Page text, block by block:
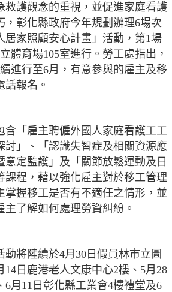
救護觀念的重視，並促進家庭看護
，彰化縣政府今年規劃辦理6場次
居家照顧安心計畫」活動，第1場
體育場105室進行。勞工處指出，
進行至6月，有意參與的雇主及移
話報名。
含「雇主聘僱外國人家庭看護工工
討」、「認識失智症及相關資源應
意定監護」及「關節放鬆運動及日
課程，藉以強化雇主對於移工管理
掌握移工是否有不適任之情形，並
了解如何處理勞資糾紛。
動將陸續於4月 30 日假員林市立圖
14 日鹿港老人文康中心2樓、 5月 28
6月 11 日彰化縣工業會4樓禮堂及6